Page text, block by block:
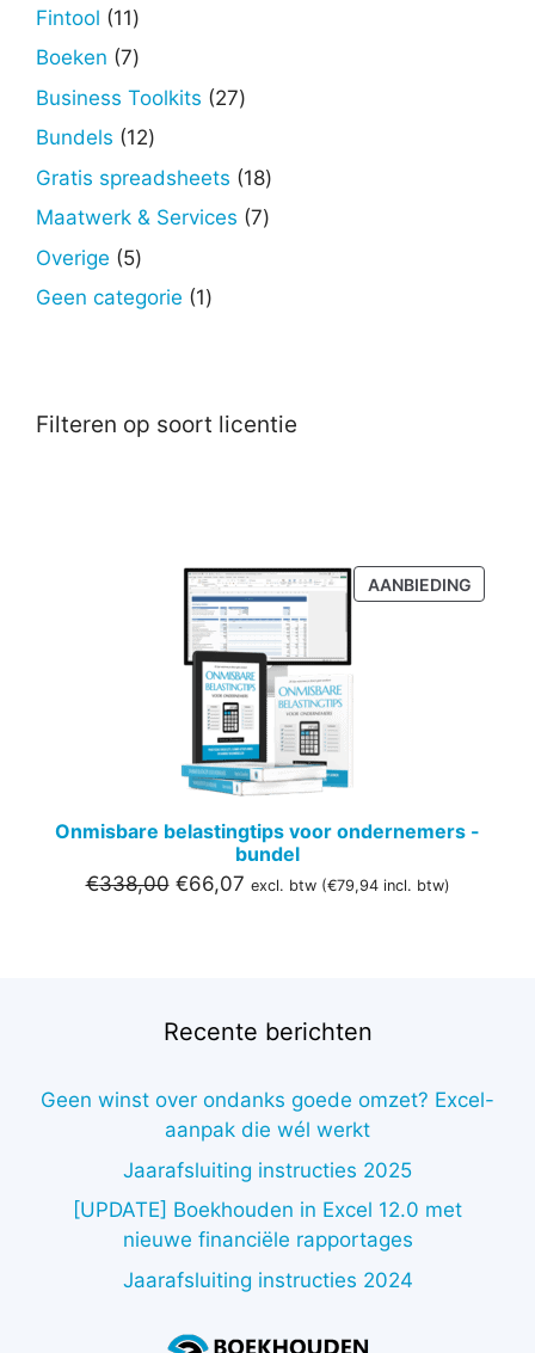
Fintool 1111
producten
Boeken 77
producten
Business Toolkits 2727
Bundels 1212
producten
Gratis spreadsheets 1818
producten
Maatwerk & Services 77
Overige 55
producten
Geen categorie 11
Filteren op soort licentie
AANBIEDING
IN
Onmisbare belastingtips voor ondernemers -
bundel
€338,00 Oorspronkelijke
€66,07Huidige
excl. btw (€79,94incl. btw)
Recente berichten
Geen winst over ondanks goede omzet? Excel-
aanpak die wél werkt
Jaarafsluiting instructies 2025
[UPDATE] Boekhouden in Excel 12.0 met
nieuwe financiële rapportages
Jaarafsluiting instructies 2024